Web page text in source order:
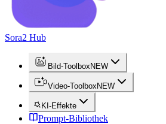
Sora2 Hub
Bild-Toolbox NEW
Video-Toolbox NEW
KI-Effekte
Prompt-Bibliothek